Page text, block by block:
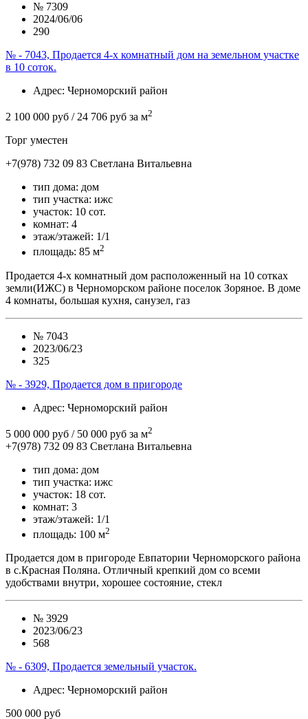
№ 7309
2024/06/06
290
№ - 7043, Продается 4-х комнатный дом на земельном участке
в 10 соток.
Адрес: Черноморский район
2 100 000 руб / 24 706 руб за м2
Торг уместен
+7(978) 732 09 83 Cветлана Витальевна
тип дома: дом
тип участка: ижс
участок: 10 сот.
комнат: 4
этаж/этажей: 1/1
площадь: 85 м2
Продается 4-х комнатный дом расположенный на 10 сотках
земли(ИЖС) в Черноморском районе поселок Зоряное. В доме
4 комнаты, большая кухня, санузел, газ
№ 7043
2023/06/23
325
№ - 3929, Продается дом в пригороде
Адрес: Черноморский район
5 000 000 руб / 50 000 руб за м2
+7(978) 732 09 83 Cветлана Витальевна
тип дома: дом
тип участка: ижс
участок: 18 сот.
комнат: 3
этаж/этажей: 1/1
площадь: 100 м2
Продается дом в пригороде Евпатории Черноморского района
в с.Красная Поляна. Отличный крепкий дом со всеми
удобствами внутри, хорошее состояние, стекл
№ 3929
2023/06/23
568
№ - 6309, Продается земельный участок.
Адрес: Черноморский район
500 000 руб